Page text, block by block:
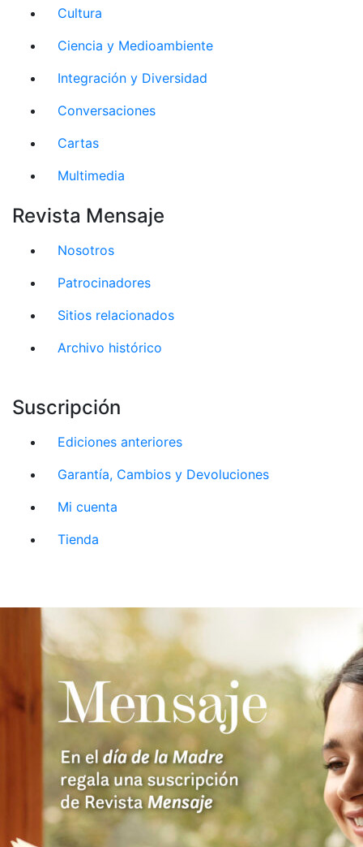
Cultura
Ciencia y Medioambiente
Integración y Diversidad
Conversaciones
Cartas
Multimedia
Revista Mensaje
Nosotros
Patrocinadores
Sitios relacionados
Archivo histórico
Suscripción
Ediciones anteriores
Garantía, Cambios y Devoluciones
Mi cuenta
Tienda